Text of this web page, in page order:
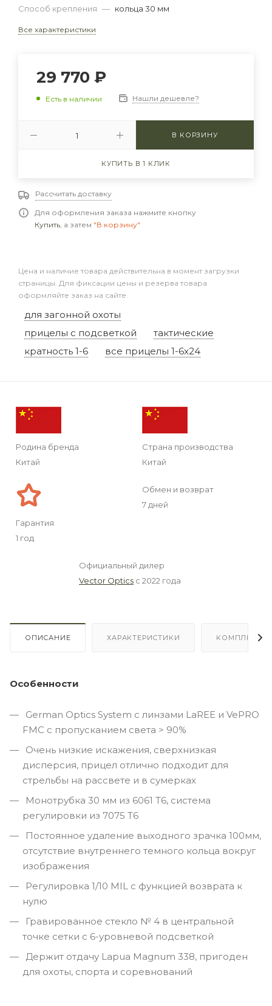
Способ крепления — кольца 30 мм
Все характеристики
29 770 ₽
Есть в наличии Нашли дешевле?
В КОРЗИНУ
КУПИТЬ В 1 КЛИК
Рассчитать доставку
Для оформления заказа нажмите кнопку
Купить, а затем "В корзину"
Цена и наличие товара действительна в момент загрузки
страницы. Для фиксации цены и резерва товара
оформляйте заказ на сайте.
для загонной охоты
прицелы с подсветкой
тактические
кратность 1-6
все прицелы 1-6x24
Родина бренда
Китай
Страна производства
Китай
Гарантия
1 год
Обмен и возврат
7 дней
Официальный дилер
Vector Optics с 2022 года
ОПИСАНИЕ ХАРАКТЕРИСТИКИ
Особенности
German Optics System с линзами LaREE и VePRO
FMC с пропусканием света > 90%
Очень низкие искажения, сверхнизкая
дисперсия, прицел отлично подходит для
стрельбы на рассвете и в сумерках
Монотрубка 30 мм из 6061 T6, система
регулировки из 7075 T6
Постоянное удаление выходного зрачка 100мм,
отсутствие внутреннего темного кольца вокруг
изображения
Регулировка 1/10 MIL с функцией возврата к
нулю
Гравированное стекло № 4 в центральной
точке сетки с 6-уровневой подсветкой
Держит отдачу Lapua Magnum 338, пригоден
для охоты, спорта и соревнований